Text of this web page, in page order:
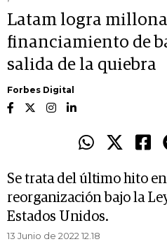
Latam logra
financiamiento de
salida de la quiebra
Forbes Digital
Se trata del último hito
reorganización bajo la
Estados Unidos.
13 Junio de 2022 12.18